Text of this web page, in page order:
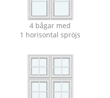
4 bågar med
1 horisontal spröjs